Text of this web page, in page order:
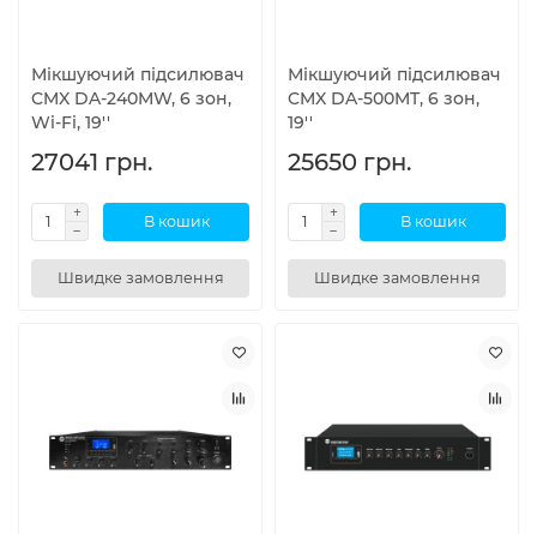
Мікшуючий підсилювач
CMX DA-240MW, 6 зон,
Wi-Fi, 19''
27041 грн.
В кошик
Швидке замовлення
Мікшуючий підсилювач
CMX DA-500MT, 6 зон,
19''
25650 грн.
В кошик
Швидке замовлення